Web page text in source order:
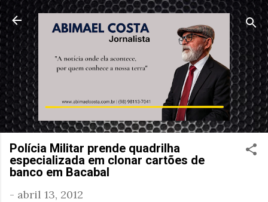
Pular para o conteúdo principal
Polícia Militar prende quadrilha
especializada em clonar cartões de
banco em Bacabal
- abril 13, 2012